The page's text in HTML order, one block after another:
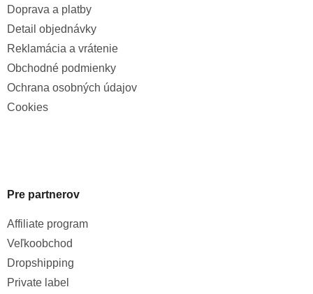
Doprava a platby
Detail objednávky
Reklamácia a vrátenie
Obchodné podmienky
Ochrana osobných údajov
Cookies
Pre partnerov
Affiliate program
Veľkoobchod
Dropshipping
Private label